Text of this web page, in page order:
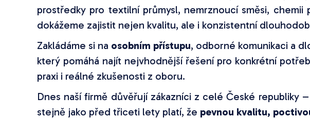
prostředky pro textilní průmysl, nemrznoucí směsi,
dokážeme zajistit nejen kvalitu, ale i konzistentní
Zakládáme si na osobním přístupu, odborné komunikaci a
který pomáhá najít nejvhodnější řešení pro konkrétní
praxi i reálné zkušenosti z oboru.
Dnes naší firmě důvěřují zákazníci z celé České republiky
stejně jako před třiceti lety platí, že pevnou kvalitu,